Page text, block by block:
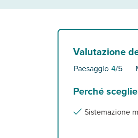
Valutazione
Paesaggio 4/5
Perché
Sistemazione